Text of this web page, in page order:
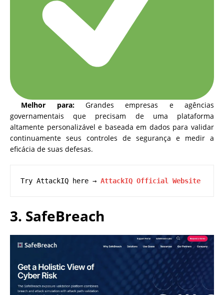
Melhor para:Grandes empresas e agências
governamentais que precisam de uma plataforma
altamente personalizável e baseada em dados para validar
continuamente seus controles de segurança e medir a
eficácia de suas defesas.
Try AttackIQ here → AttackIQ Official Website
3. SafeBreach